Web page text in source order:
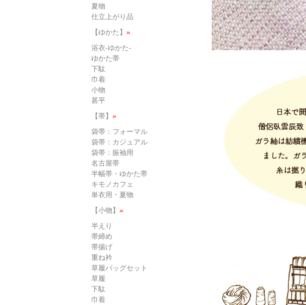
夏物
仕立上がり品
【ゆかた】 »
浴衣-ゆかた-
ゆかた帯
下駄
巾着
小物
甚平
【帯】 »
袋帯：フォーマル
袋帯：カジュアル
袋帯：振袖用
名古屋帯
半幅帯・ゆかた帯
キモノカフェ
単衣用・夏物
【小物】 »
半えり
帯締め
帯揚げ
重ね衿
草履バッグセット
草履
下駄
巾着